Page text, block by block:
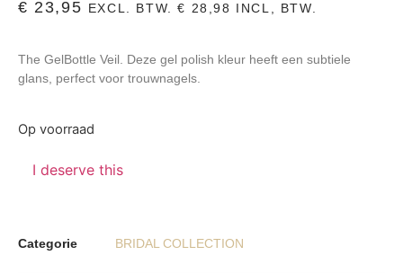
€ 23,95 EXCL. BTW.€ 28,98 INCL, BTW.
The GelBottle Veil. Deze gel polish kleur heeft een subtiele
glans, perfect voor trouwnagels.
Op voorraad
I deserve this
Categorie BRIDAL COLLECTION